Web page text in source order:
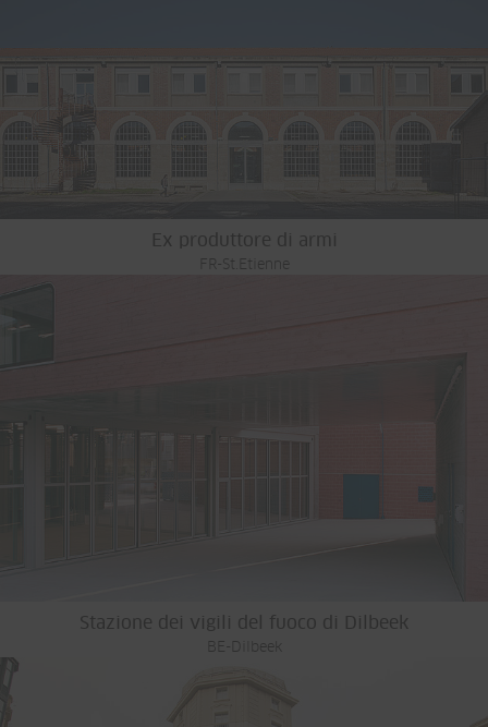
Ex produttore di armi
FR-St.Etienne
Stazione dei vigili del fuoco di Dilbeek
BE-Dilbeek